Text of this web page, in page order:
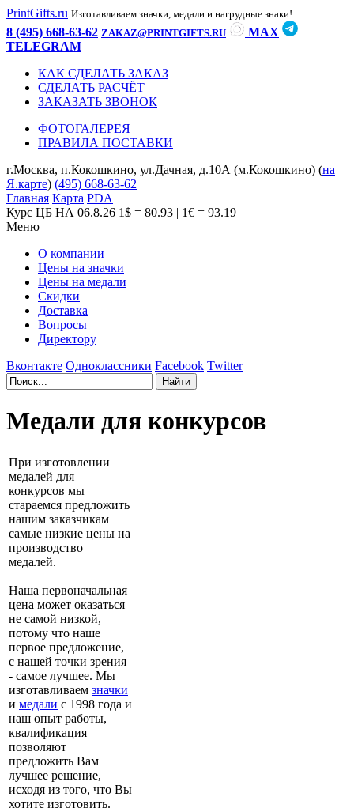
PrintGifts.ru Изготавливаем значки, медали и нагрудные знаки!
8 (495) 668-63-62 ZAKAZ@PRINTGIFTS.RU
MAX
TELEGRAM
КАК СДЕЛАТЬ ЗАКАЗ
СДЕЛАТЬ РАСЧЁТ
ЗАКАЗАТЬ ЗВОНОК
ФОТОГАЛЕРЕЯ
ПРАВИЛА ПОСТАВКИ
г.Москва, п.Кокошкино, ул.Дачная, д.10А (м.Кокошкино) (на
Я.карте) (495) 668-63-62
Главная Карта PDA
Курс ЦБ НА 06.8.26 1$ = 80.93 | 1€ = 93.19
Меню
О компании
Цены на значки
Цены на медали
Скидки
Доставка
Вопросы
Директору
Вконтакте Одноклассники Facebook Twitter
Медали для конкурсов
При изготовлении
медалей для
конкурсов мы
стараемся предложить
нашим заказчикам
самые низкие цены на
производство
медалей.
Наша первоначальная
цена может оказаться
не самой низкой,
потому что наше
первое предложение,
с нашей точки зрения
- самое лучшее. Мы
изготавливаем значки
и медали с 1998 года и
наш опыт работы,
квалификация
позволяют
предложить Вам
лучшее решение,
исходя из того, что Вы
хотите изготовить.